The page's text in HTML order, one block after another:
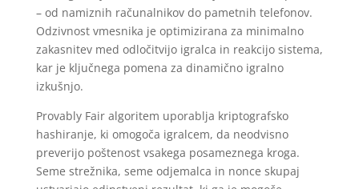
– od namiznih računalnikov do pametnih telefonov.
Odzivnost vmesnika je optimizirana za minimalno
zakasnitev med odločitvijo igralca in reakcijo sistema,
kar je ključnega pomena za dinamično igralno
izkušnjo.
Provably Fair algoritem uporablja kriptografsko
hashiranje, ki omogoča igralcem, da neodvisno
preverijo poštenost vsakega posameznega kroga.
Seme strežnika, seme odjemalca in nonce skupaj